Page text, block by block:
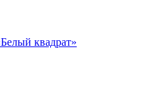
квадрат»